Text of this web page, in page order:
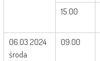
15.00
06.03.2024
środa
09.00